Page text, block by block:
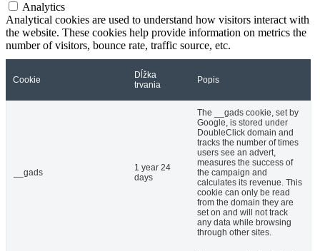
Analytics
Analytical cookies are used to understand how visitors interact with
the website. These cookies help provide information on metrics the
number of visitors, bounce rate, traffic source, etc.
Cookie
Dĺžka
trvania
Popis
__gads
1 year 24
days
The __gads cookie, set by
Google, is stored under
DoubleClick domain and
tracks the number of times
users see an advert,
measures the success of
the campaign and
calculates its revenue. This
cookie can only be read
from the domain they are
set on and will not track
any data while browsing
through other sites.